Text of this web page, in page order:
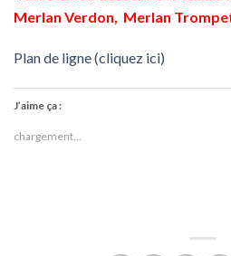
Merlan Verdon, Merlan
Plan de ligne (cliquez ici)
J’aime ça :
chargement…